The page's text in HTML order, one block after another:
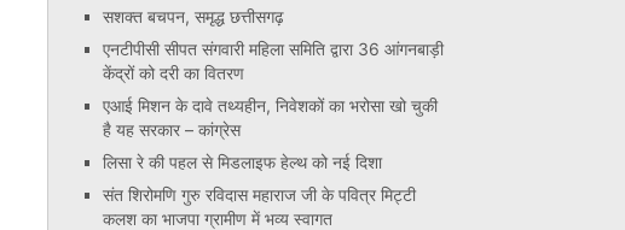
सशक्त बचपन, समृद्ध छत्तीसगढ़
एनटीपीसी सीपत संगवारी महिला समिति द्वारा 36 आंगनबाड़ी
केंद्रों को दरी का वितरण
एआई मिशन के दावे तथ्यहीन, निवेशकों का भरोसा खो चुकी
है यह सरकार – कांग्रेस
लिसा रे की पहल से मिडलाइफ हेल्थ को नई दिशा
संत शिरोमणि गुरु रविदास महाराज जी के पवित्र मिट्टी
कलश का भाजपा ग्रामीण में भव्य स्वागत